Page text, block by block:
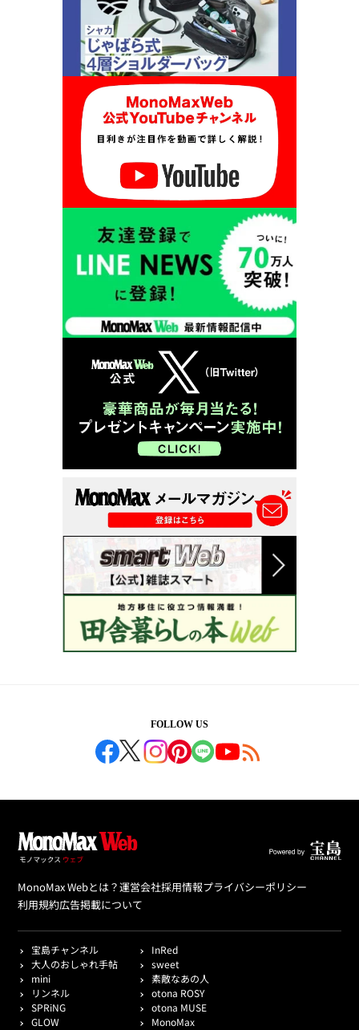
FOLLOW US
MonoMax Webとは？運営会社採用情報プライバシーポリシー
利用規約広告掲載について
宝島チャンネル
InRed
大人のおしゃれ手帖
sweet
mini
素敵なあの人
リンネル
otona ROSY
SPRiNG
otona MUSE
GLOW
MonoMax